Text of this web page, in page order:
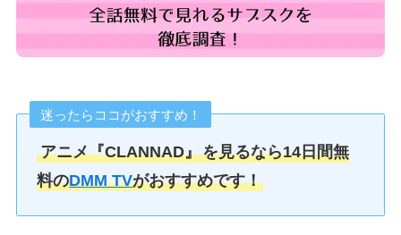
迷ったらココがおすすめ！
アニメ『CLANNAD』を見るなら14日間無
料のDMM TVがおすすめです！